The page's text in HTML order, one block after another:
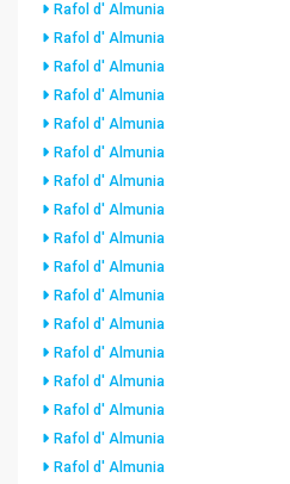
Rafol d' Almunia
Rafol d' Almunia
Rafol d' Almunia
Rafol d' Almunia
Rafol d' Almunia
Rafol d' Almunia
Rafol d' Almunia
Rafol d' Almunia
Rafol d' Almunia
Rafol d' Almunia
Rafol d' Almunia
Rafol d' Almunia
Rafol d' Almunia
Rafol d' Almunia
Rafol d' Almunia
Rafol d' Almunia
Rafol d' Almunia